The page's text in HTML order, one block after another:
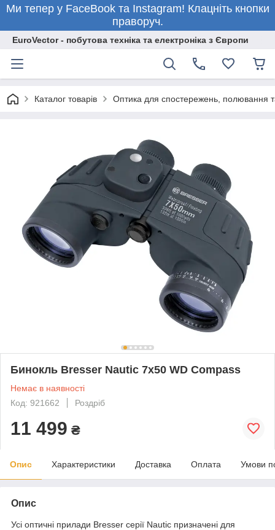
Ми тепер у FaceBook та Instagram! Клацніть кнопки
праворуч.
EuroVector - побутова техніка та електроніка з Європи
Каталог товарів Оптика для спостережень, полювання
Бинокль Bresser Nautic 7x50 WD Compass
Немає в наявності
Код: 921662
Роздріб
11 499 ₴
Опис Характеристики Доставка Оплата Умови
Опис
Усі оптичні прилади Bresser серії Nautic призначені для